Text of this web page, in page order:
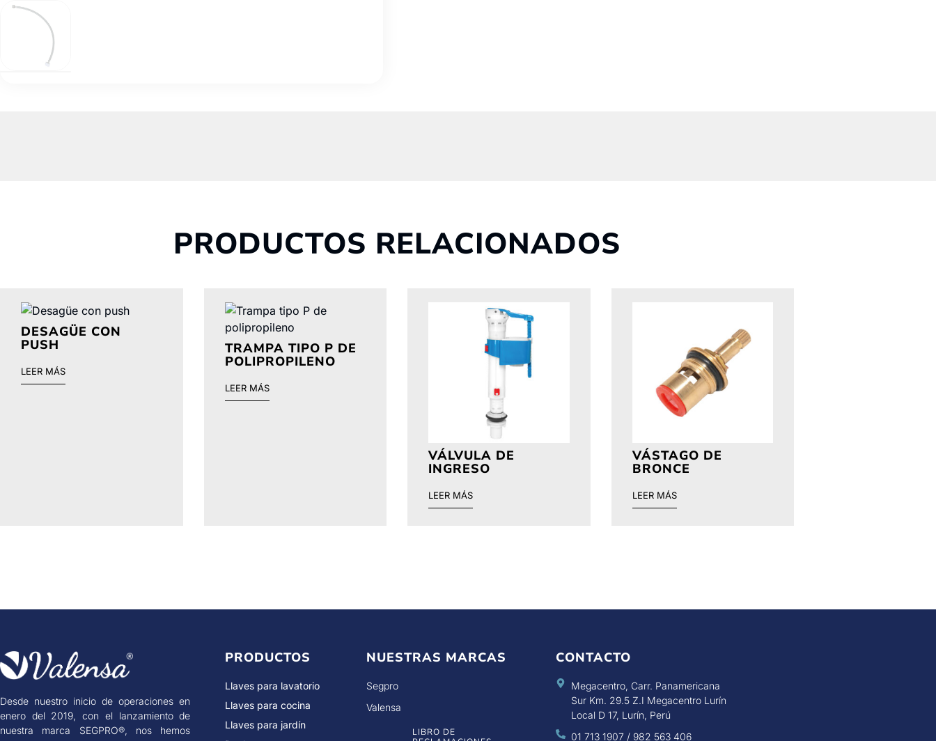
PRODUCTOS RELACIONADOS
DESAGÜE CON
PUSH
LEER MÁS
TRAMPA TIPO P DE
POLIPROPILENO
LEER MÁS
VÁLVULA DE
INGRESO
LEER MÁS
VÁSTAGO DE
BRONCE
LEER MÁS
Desde nuestro inicio de operaciones en
enero del 2019, con el lanzamiento de
nuestra marca SEGPRO®, nos hemos
PRODUCTOS
Llaves para lavatorio
Llaves para cocina
Llaves para jardín
NUESTRAS MARCAS
Segpro
Valensa
LIBRO DE
CONTACTO
Megacentro, Carr. Panamericana
Sur Km. 29.5 Z.I Megacentro Lurín
Local D 17, Lurín, Perú
01 713 1907 / 982 563 406